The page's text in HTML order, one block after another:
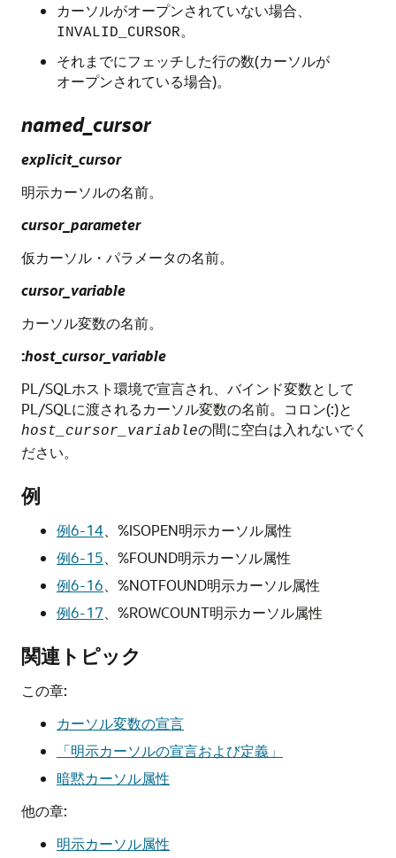
カーソルがオープンされていない場合、
INVALID_CURSOR。
それまでにフェッチした行の数(カーソルが
オープンされている場合)。
named_cursor
explicit_cursor
明示カーソルの名前。
cursor_parameter
仮カーソル・パラメータの名前。
cursor_variable
カーソル変数の名前。
:host_cursor_variable
PL/SQLホスト環境で宣言され、バインド変数として
PL/SQLに渡されるカーソル変数の名前。コロン(:)と
host_cursor_variableの間に空白は入れないでく
ださい。
例
例6-14
%ISOPEN明示カーソル属性
例6-15
%FOUND明示カーソル属性
例6-16
%NOTFOUND明示カーソル属性
例6-17
%ROWCOUNT明示カーソル属性
関連トピック
この章:
カーソル変数の宣言
「明示カーソルの宣言および定義」
暗黙カーソル属性
他の章:
明示カーソル属性